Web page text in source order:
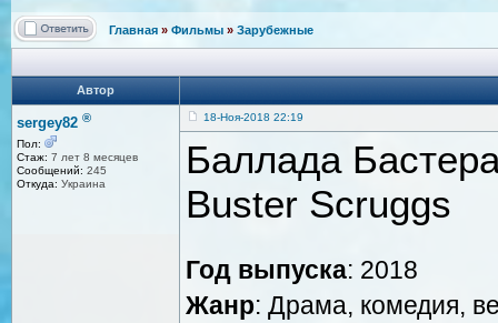
Главная » Фильмы » Зарубежные
Автор
sergey82 ®
Пол:
Стаж: 7 лет 8 месяцев
Сообщений: 245
Откуда: Украина
18-Ноя-2018 22:19
Баллада
Buster Scruggs
Год выпуска: 2018
Жанр: Драма, комедия,